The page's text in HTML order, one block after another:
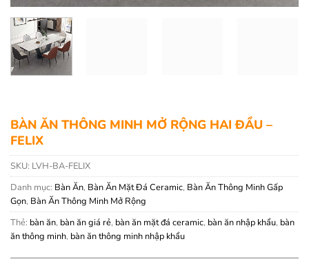
BÀN ĂN THÔNG MINH MỞ RỘNG HAI ĐẦU –
FELIX
SKU: LVH-BA-FELIX
Danh mục: Bàn Ăn, Bàn Ăn Mặt Đá Ceramic, Bàn Ăn Thông Minh Gấp
Gọn, Bàn Ăn Thông Minh Mở Rộng
Thẻ: bàn ăn, bàn ăn giá rẻ, bàn ăn mặt đá ceramic, bàn ăn nhập khẩu, bàn
ăn thông minh, bàn ăn thông minh nhập khẩu